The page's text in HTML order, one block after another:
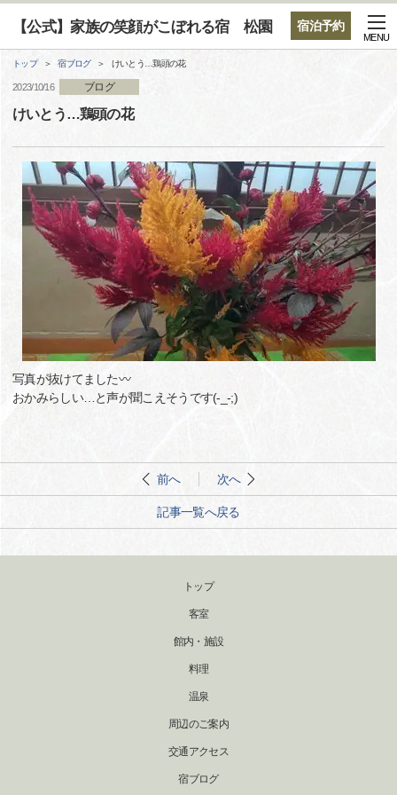
宿泊予約
【公式】家族の笑顔がこぼれる宿 松園
MENU
トップ 宿ブログ けいとう…鶏頭の花
2023/10/16 ブログ
けいとう…鶏頭の花
写真が抜けてました〰️
おかみらしい…と声が聞こえそうです(-_-;)
前へ 次へ
記事一覧へ戻る
トップ
客室
館内・施設
料理
温泉
周辺のご案内
交通アクセス
宿ブログ